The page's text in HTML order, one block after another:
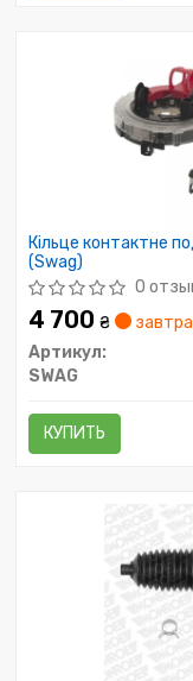
Кільце контактне
(Swag)
0
4 700 ₴
завтра
Артикул:
SWAG
КУПИТЬ